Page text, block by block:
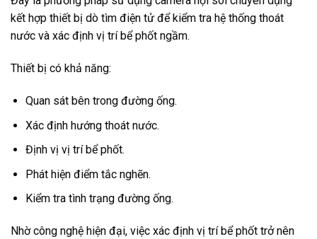
kết hợp thiết bị dò tìm điện tử để kiểm tra hệ thống thoát
nước và xác định vị trí bể phốt ngầm.
Thiết bị có khả năng:
Quan sát bên trong đường ống.
Xác định hướng thoát nước.
Định vị vị trí bể phốt.
Phát hiện điểm tắc nghẽn.
Kiểm tra tình trạng đường ống.
Nhờ công nghệ hiện đại, việc xác định vị trí bể phốt trở nên